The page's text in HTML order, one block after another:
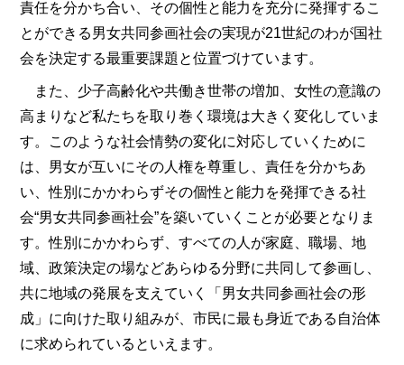
責任を分かち合い、その個性と能力を充分に発揮するこ
とができる男女共同参画社会の実現が21世紀のわが国社
会を決定する最重要課題と位置づけています。
また、少子高齢化や共働き世帯の増加、女性の意識の
高まりなど私たちを取り巻く環境は大きく変化していま
す。このような社会情勢の変化に対応していくために
は、男女が互いにその人権を尊重し、責任を分かちあ
い、性別にかかわらずその個性と能力を発揮できる社
会“男女共同参画社会”を築いていくことが必要となりま
す。性別にかかわらず、すべての人が家庭、職場、地
域、政策決定の場などあらゆる分野に共同して参画し、
共に地域の発展を支えていく「男女共同参画社会の形
成」に向けた取り組みが、市民に最も身近である自治体
に求められているといえます。